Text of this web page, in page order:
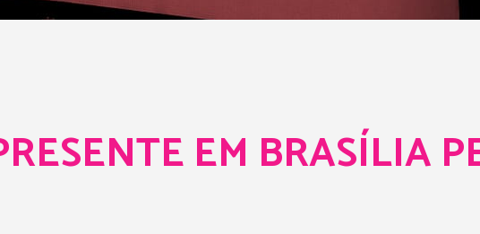
EM BRASÍLIA